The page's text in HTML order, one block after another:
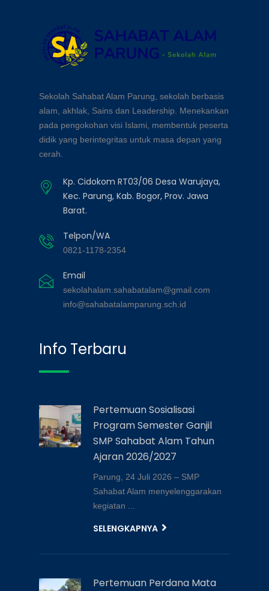
Sekolah Sahabat Alam Parung, sekolah berbasis
alam, akhlak, Sains dan Leadership. Menekankan
pada pengokohan visi Islami, membentuk peserta
didik yang berintegritas untuk masa depan yang
cerah.
Kp. Cidokom RT03/06 Desa Warujaya,
Kec. Parung, Kab. Bogor, Prov. Jawa
Barat.
Telpon/WA
0821-1178-2354
Email
sekolahalam.sahabatalam@gmail.com
info@sahabatalamparung.sch.id
Info Terbaru
Pertemuan Sosialisasi
Program Semester Ganjil
SMP Sahabat Alam Tahun
Ajaran 2026/2027
Parung, 24 Juli 2026 – SMP
Sahabat Alam menyelenggarakan
kegiatan ...
SELENGKAPNYA
Pertemuan Perdana Mata